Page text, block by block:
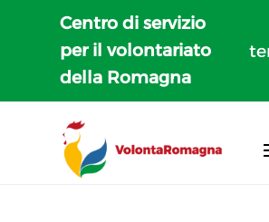
Centro di servizio
per il volontariato
della Romagna